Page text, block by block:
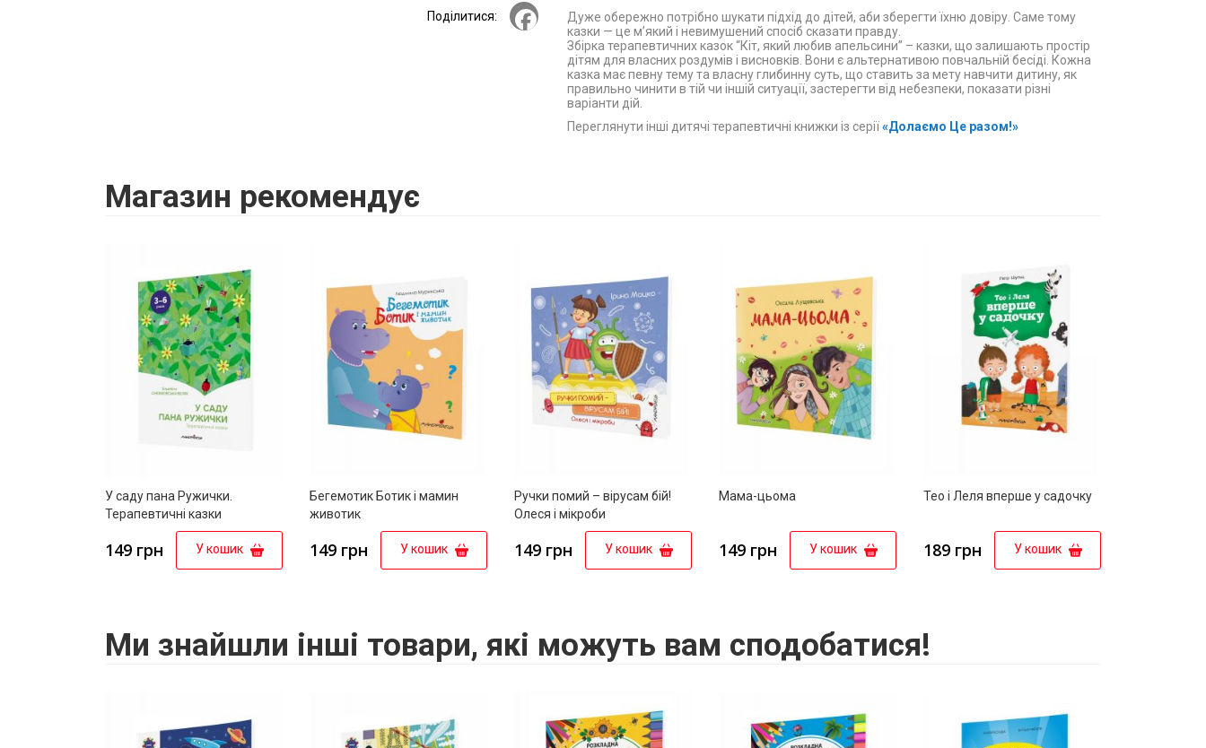
Дуже обережно потрібно шукати підхід до дітей, аби зберегти їхню довіру. Саме тому
казки — це м’який і невимушений спосіб сказати правду.
Збірка терапевтичних казок “Кіт, який любив апельсини” – казки, що залишають простір
дітям для власних роздумів і висновків. Вони є альтернативою повчальній бесіді. Кожна
казка має певну тему та власну глибинну суть, що ставить за мету навчити дитину, як
правильно чинити в тій чи іншій ситуації, застерегти від небезпеки, показати різні
варіанти дій.
Переглянути інші дитячі терапевтичні книжки із серії «Долаємо Це разом!»
Поділитися: Facebook
Магазин рекомендує
У саду пана Ружички.
Терапевтичні казки
149 грн У кошик
Бегемотик Ботик і мамин
животик
149 грн У кошик
Ручки помий – вірусам бій!
Олеся і мікроби
149 грн У кошик
Мама-цьома
149 грн У кошик
Тео і Леля вперше у садочку
189 грн У кошик
Ми знайшли інші товари, які можуть вам сподобатися!